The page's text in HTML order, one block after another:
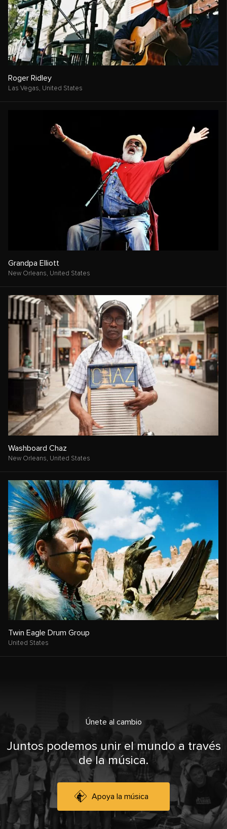
Roger Ridley
Las Vegas, United States
Grandpa Elliott
New Orleans, United States
Washboard Chaz
New Orleans, United States
Twin Eagle Drum Group
United States
Únete al cambio
Juntos podemos unir el mundo a través
de la música.
Apoya la música